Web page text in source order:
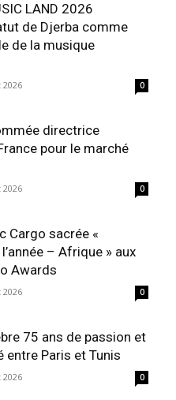
LAND 2026
de Djerba comme
de la musique
0
directrice
pour le marché
0
Cargo sacrée «
– Afrique » aux
Awards
0
75 ans de passion et
entre Paris et Tunis
0